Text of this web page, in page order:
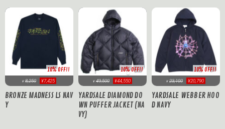
10% OFF!!
¥ 8,250 ¥7,425
BRONZE MADNESS LS NAV
Y
10% OFF!!
¥ 49,500 ¥44,550
YARDSALE DIAMOND DO
WN PUFFER JACKET (NA
VY)
10% OFF!!
¥ 23,100 ¥20,790
YARDSALE WEBBER HOO
D NAVY